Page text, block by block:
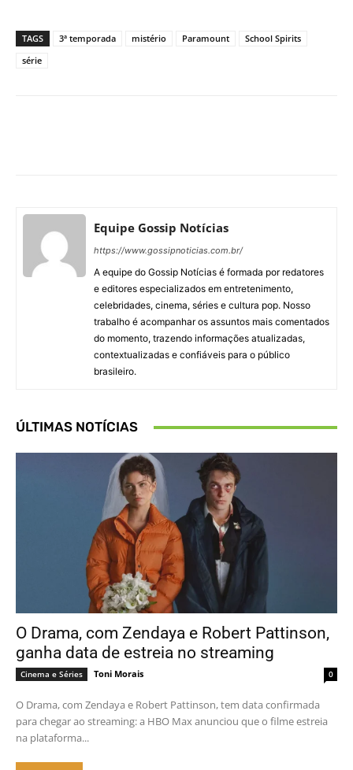
TAGS 3ª temporada mistério Paramount
School Spirits
série
Equipe Gossip Notícias
https://www.gossipnoticias.com.br/
A equipe do Gossip Notícias é formada por redatores
e editores especializados em entretenimento,
celebridades, cinema, séries e cultura pop. Nosso
trabalho é acompanhar os assuntos mais comentados
do momento, trazendo informações atualizadas,
contextualizadas e confiáveis para o público
brasileiro.
ÚLTIMAS NOTÍCIAS
O Drama, com Zendaya e Robert Pattinson,
ganha data de estreia no streaming
Cinema e Séries Toni Morais 0
O Drama, com Zendaya e Robert Pattinson, tem data confirmada
para chegar ao streaming: a HBO Max anunciou que o filme estreia
na plataforma...